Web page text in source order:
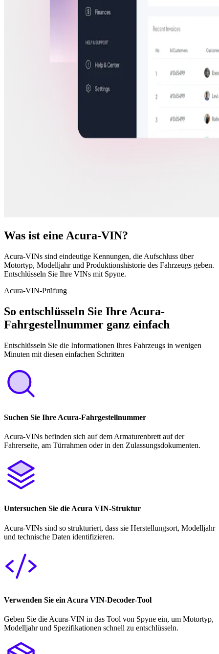
Was ist eine Acura-VIN?
Acura-VINs sind eindeutige Kennungen, die Aufschluss über
Motortyp, Modelljahr und Produktionshistorie des Fahrzeugs geben.
Entschlüsseln Sie Ihre VINs mit Spyne.
Acura-VIN-Prüfung
So entschlüsseln Sie Ihre Acura-
Fahrgestellnummer ganz einfach
Entschlüsseln Sie die Informationen Ihres Fahrzeugs in wenigen
Minuten mit diesen einfachen Schritten
Suchen Sie Ihre Acura-Fahrgestellnummer
Acura-VINs befinden sich auf dem Armaturenbrett auf der
Fahrerseite, am Türrahmen oder in den Zulassungsdokumenten.
Untersuchen Sie die Acura VIN-Struktur
Acura-VINs sind so strukturiert, dass sie Herstellungsort, Modelljahr
und technische Daten identifizieren.
Verwenden Sie ein Acura VIN-Decoder-Tool
Geben Sie die Acura-VIN in das Tool von Spyne ein, um Motortyp,
Modelljahr und Spezifikationen schnell zu entschlüsseln.